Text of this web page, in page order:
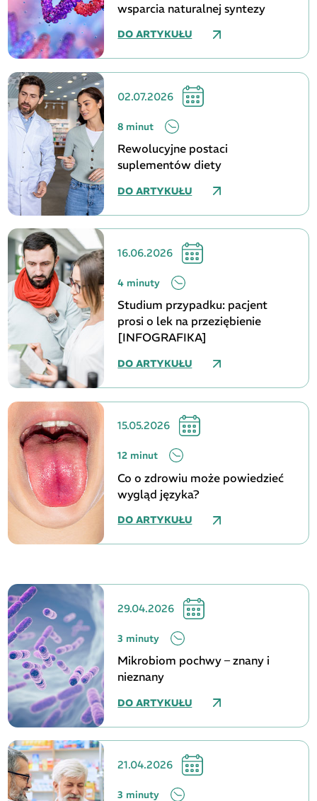
wsparcia naturalnej syntezy
DO ARTYKUŁU
02.07.2026
8 minut
Rewolucyjne postaci
suplementów diety
DO ARTYKUŁU
16.06.2026
4 minuty
Studium przypadku: pacjent
prosi o lek na przeziębienie
[INFOGRAFIKA]
DO ARTYKUŁU
15.05.2026
12 minut
Co o zdrowiu może powiedzieć
wygląd języka?
DO ARTYKUŁU
29.04.2026
3 minuty
Mikrobiom pochwy – znany i
nieznany
DO ARTYKUŁU
21.04.2026
3 minuty